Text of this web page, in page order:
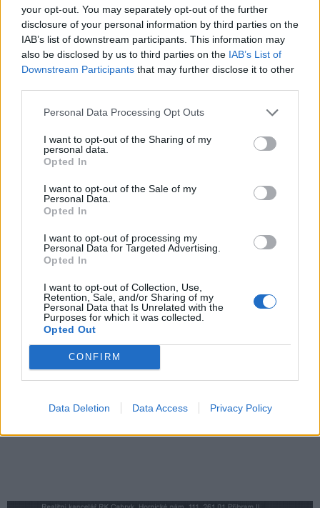
your opt-out. You may separately opt-out of the further
disclosure of your personal information by third parties on the
IAB’s list of downstream participants. This information may
also be disclosed by us to third parties on the IAB’s List of
Downstream Participants that may further disclose it to other
Personal Data Processing Opt Outs
I want to opt-out of the Sharing of my
personal data.
Opted In
I want to opt-out of the Sale of my
Personal Data.
Opted In
I want to opt-out of processing my
Personal Data for Targeted Advertising.
Opted In
I want to opt-out of Collection, Use,
Retention, Sale, and/or Sharing of my
Personal Data that Is Unrelated with the
Purposes for which it was collected.
Opted Out
CONFIRM
Data Deletion Data Access Privacy Policy
Předchozí článek
U Hořejší Obory se koná pirátský
festival svobodné hudby
VyOsení
Následující článek
Cynikův podcast: S Josefem
Vackem o tom, proč znovu
zkouší štěstí ve volbách, prodeji
bytů či „slavné“ fotce v bazénu
SOUVISEJÍCÍ ČLÁNKY
VÍCE OD AUTORA
Rallycross Cup se vrací do Sedlčan.
O vítězství bude bojovat přes šedesát
Rozhovory
Daniel Rosenbaum potřeboval změnit
prostředí. Teď bude naším soupeřem,
říká jeho otec
Sport
Dan Rosenbaum bilancuje sezonu
volejbalistů i změny v týmu. Cílem zůstává
play off